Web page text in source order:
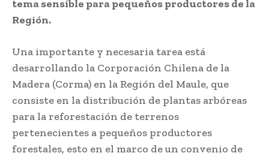
tema sensible para pequeños productores de la
Región.
Una importante y necesaria tarea está
desarrollando la Corporación Chilena de la
Madera (Corma) en la Región del Maule, que
consiste en la distribución de plantas arbóreas
para la reforestación de terrenos
pertenecientes a pequeños productores
forestales, esto en el marco de un convenio de